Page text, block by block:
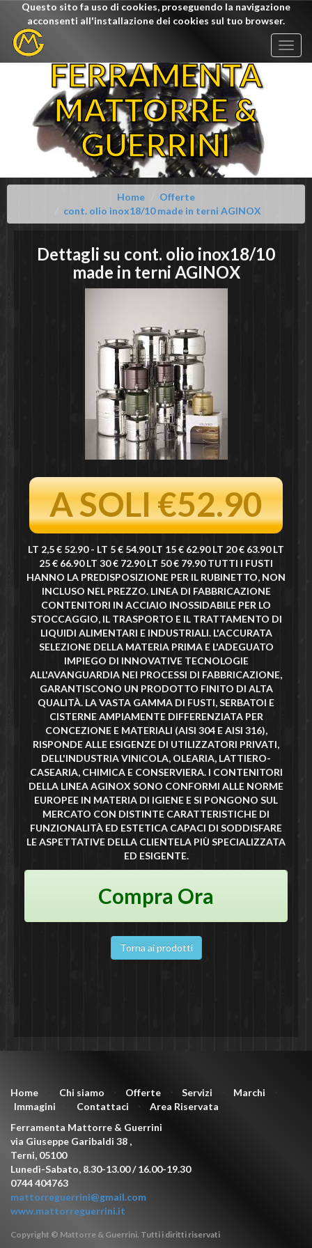
Questo sito fa uso di cookies, proseguendo la navigazione
acconsenti all'installazione dei cookies sul tuo browser.
FERRAMENTA
MATTORRE &
GUERRINI
Home
Offerte
cont. olio inox18/10 made in terni AGINOX
Dettagli su cont. olio inox18/10
made in terni AGINOX
A SOLI €52.90
LT 2,5 € 52.90 - LT 5 € 54.90 LT 15 € 62.90 LT 20 € 63.90 LT
25 € 66.90 LT 30 € 72.90 LT 50 € 79.90 TUTTI I FUSTI
HANNO LA PREDISPOSIZIONE PER IL RUBINETTO, NON
INCLUSO NEL PREZZO. LINEA DI FABBRICAZIONE
CONTENITORI IN ACCIAIO INOSSIDABILE PER LO
STOCCAGGIO, IL TRASPORTO E IL TRATTAMENTO DI
LIQUIDI ALIMENTARI E INDUSTRIALI. L'ACCURATA
SELEZIONE DELLA MATERIA PRIMA E L'ADEGUATO
IMPIEGO DI INNOVATIVE TECNOLOGIE
ALL'AVANGUARDIA NEI PROCESSI DI FABBRICAZIONE,
GARANTISCONO UN PRODOTTO FINITO DI ALTA
QUALITÀ. LA VASTA GAMMA DI FUSTI, SERBATOI E
CISTERNE AMPIAMENTE DIFFERENZIATA PER
CONCEZIONE E MATERIALI (AISI 304 E AISI 316),
RISPONDE ALLE ESIGENZE DI UTILIZZATORI PRIVATI,
DELL'INDUSTRIA VINICOLA, OLEARIA, LATTIERO-
CASEARIA, CHIMICA E CONSERVIERA. I CONTENITORI
DELLA LINEA AGINOX SONO CONFORMI ALLE NORME
EUROPEE IN MATERIA DI IGIENE E SI PONGONO SUL
MERCATO CON DISTINTE CARATTERISTICHE DI
FUNZIONALITÀ ED ESTETICA CAPACI DI SODDISFARE
LE ASPETTATIVE DELLA CLIENTELA PIÙ SPECIALIZZATA
ED ESIGENTE.
Compra Ora
Torna ai prodotti
Home Chi siamo ⋅ Offerte ⋅ Servizi Marchi
Immagini
Contattaci ⋅
Area Riservata
Ferramenta Mattorre & Guerrini
via Giuseppe Garibaldi 38 ,
Terni, 05100
Lunedì-Sabato, 8.30-13.00 / 16.00-19.30
0744 404763
mattorreguerrini@gmail.com
www.mattorreguerrini.it
Copyright © Mattorre & Guerrini. Tutti i diritti riservati